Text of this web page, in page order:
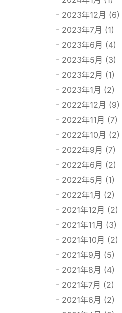
2023年12月 (6)
2023年7月 (1)
2023年6月 (4)
2023年5月 (3)
2023年2月 (1)
2023年1月 (2)
2022年12月 (9)
2022年11月 (7)
2022年10月 (2)
2022年9月 (7)
2022年6月 (2)
2022年5月 (1)
2022年1月 (2)
2021年12月 (2)
2021年11月 (3)
2021年10月 (2)
2021年9月 (5)
2021年8月 (4)
2021年7月 (2)
2021年6月 (2)